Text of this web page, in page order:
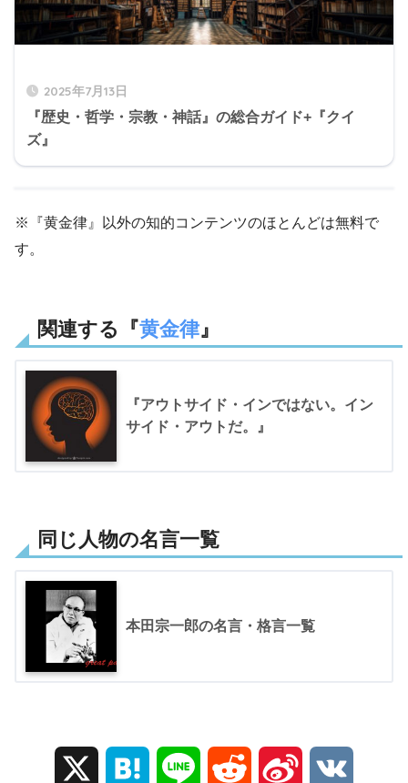
2025年7月13日
『歴史・哲学・宗教・神話』の総合ガイド+『クイ
ズ』
※『黄金律』以外の知的コンテンツのほとんどは無料で
す。
関連する『黄金律』
『アウトサイド・インではない。イン
サイド・アウトだ。』
同じ人物の名言一覧
本田宗一郎の名言・格言一覧